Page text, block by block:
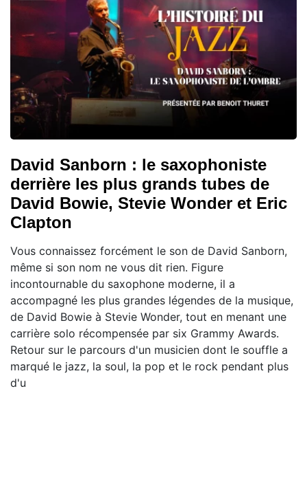
David Sanborn : le saxophoniste
derrière les plus grands tubes de
David Bowie, Stevie Wonder et Eric
Clapton
Vous connaissez forcément le son de David Sanborn,
même si son nom ne vous dit rien. Figure
incontournable du saxophone moderne, il a
accompagné les plus grandes légendes de la musique,
de David Bowie à Stevie Wonder, tout en menant une
carrière solo récompensée par six Grammy Awards.
Retour sur le parcours d'un musicien dont le souffle a
marqué le jazz, la soul, la pop et le rock pendant plus
d'u